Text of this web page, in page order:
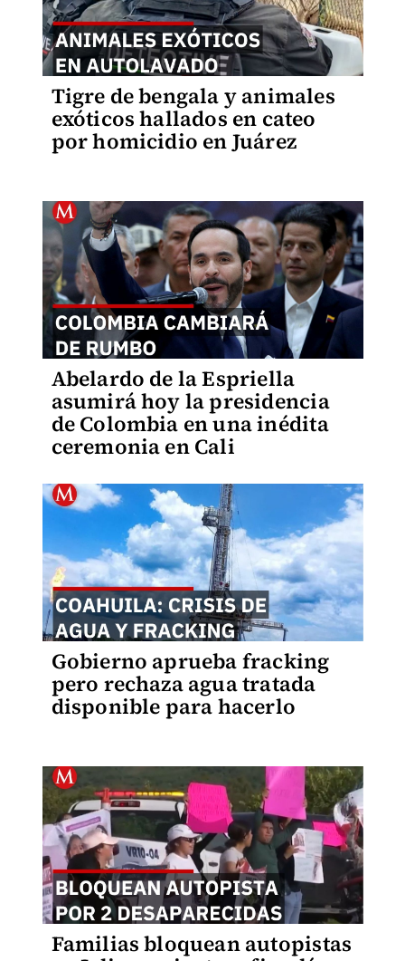
Tigre de bengala y animales
exóticos hallados en cateo
por homicidio en Juárez
Abelardo de la Espriella
asumirá hoy la presidencia
de Colombia en una inédita
ceremonia en Cali
Gobierno aprueba fracking
pero rechaza agua tratada
disponible para hacerlo
Familias bloquean autopistas